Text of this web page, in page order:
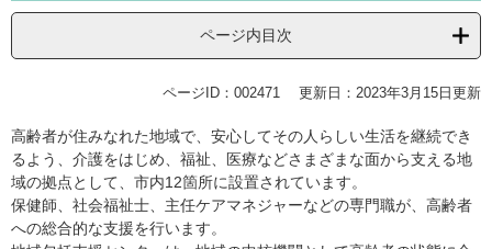
ページ内目次
ページID：002471 更新日：2023年3月15日更新
高齢者が住みなれた地域で、安心してその人らしい生活を継続でき
るよう、介護をはじめ、福祉、医療などさまざまな面から支える地
域の拠点として、市内12箇所に設置されています。
保健師、社会福祉士、主任ケアマネジャーなどの専門職が、高齢者
への総合的な支援を行います。